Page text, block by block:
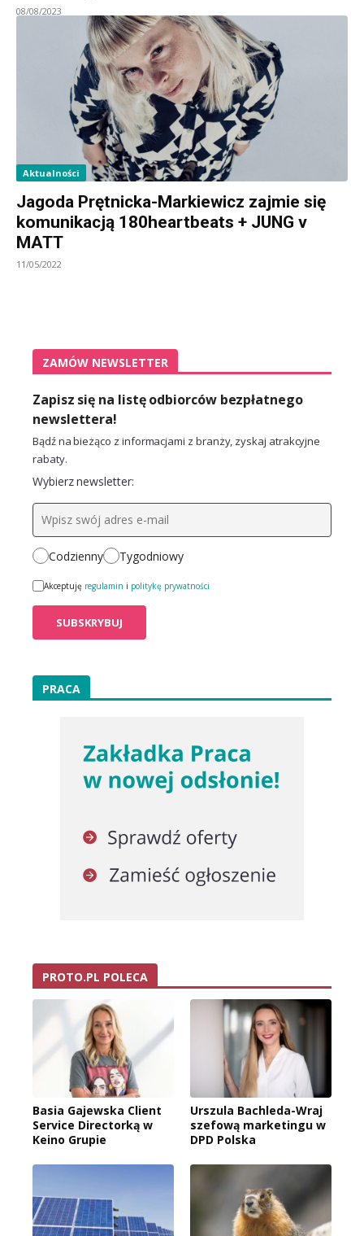
08/08/2023
Aktualności
Jagoda Prętnicka-Markiewicz zajmie się
komunikacją 180heartbeats + JUNG v
MATT
11/05/2022
ZAMÓW NEWSLETTER
Zapisz się na listę odbiorców bezpłatnego
newslettera!
Bądź na bieżąco z informacjami z branży, zyskaj atrakcyjne
rabaty.
Wybierz newsletter:
Codzienny Tygodniowy
Akceptuję regulamin i politykę prywatności
PRACA
PROTO.PL POLECA
Basia Gajewska Client
Service Directorką w
Keino Grupie
Urszula Bachleda-Wraj
szefową marketingu w
DPD Polska